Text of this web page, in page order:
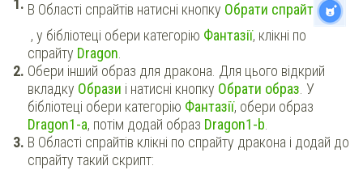
В Області спрайтів натисні кнопку Обрати спрайт
, у бібліотеці обери категорію Фантазії, клікні по
спрайту Dragon.
Обери інший образ для дракона. Для цього відкрий
вкладку Образи і натисні кнопку Обрати образ. У
бібліотеці обери категорію Фантазії, обери образ
Dragon1-а, потім додай образ Dragon1-b.
В Області спрайтів клікні по спрайту дракона і додай до
спрайту такий скрипт: